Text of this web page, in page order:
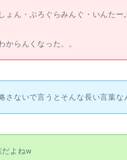
ょん・ぷろぐらみんぐ・いんたー
からんくなった。。
さないで言うとそんな長い言葉な
だよねw